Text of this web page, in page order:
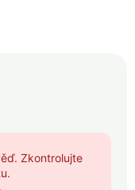
Zkontrolujte